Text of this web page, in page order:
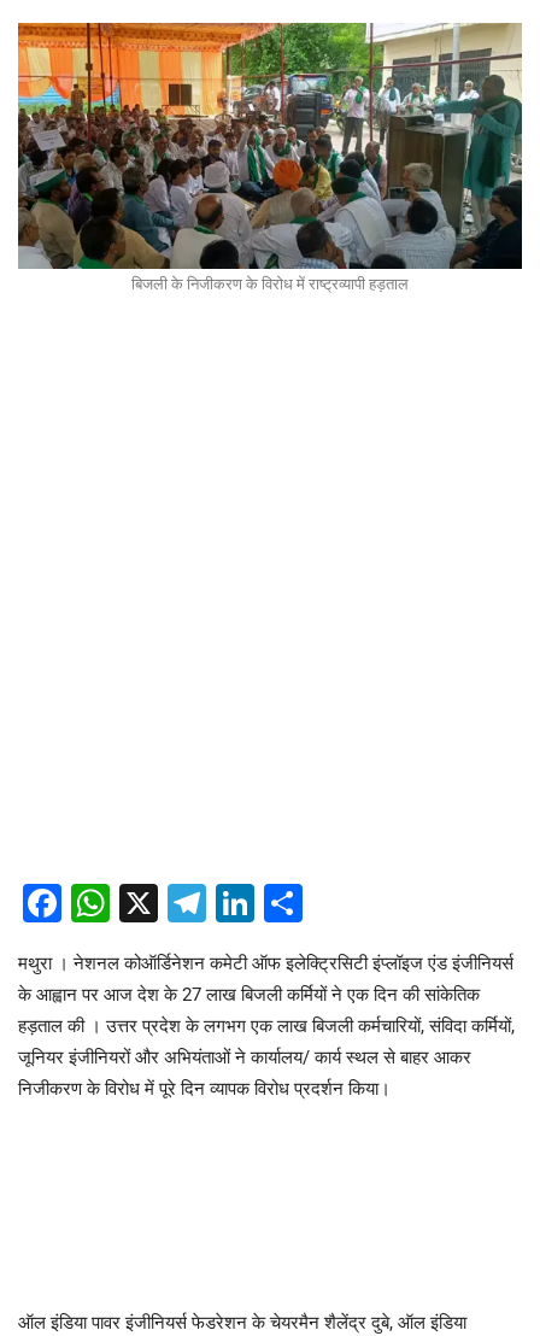
बिजली के निजीकरण के विरोध में राष्ट्रव्यापी हड़ताल
Facebook
WhatsApp
X Telegram
LinkedIn
मथुरा । नेशनल कोऑर्डिनेशन कमेटी ऑफ इलेक्ट्रिसिटी इंप्लॉइज एंड इंजीनियर्स
के आह्वान पर आज देश के 27 लाख बिजली कर्मियों ने एक दिन की सांकेतिक
हड़ताल की । उत्तर प्रदेश के लगभग एक लाख बिजली कर्मचारियों, संविदा कर्मियों,
जूनियर इंजीनियरों और अभियंताओं ने कार्यालय/ कार्य स्थल से बाहर आकर
निजीकरण के विरोध में पूरे दिन व्यापक विरोध प्रदर्शन किया।
ऑल इंडिया पावर इंजीनियर्स फेडरेशन के चेयरमैन शैलेंद्र दुबे, ऑल इंडिया